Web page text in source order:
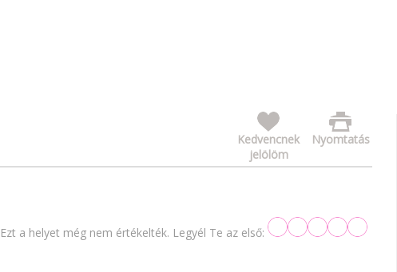
Nyomtatás
Kedvencnek
jelölöm
Ezt a helyet még nem értékelték. Legyél Te az első: